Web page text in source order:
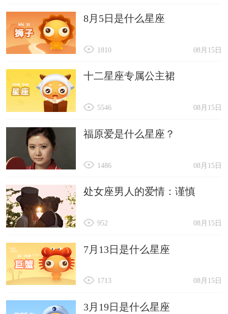
8月5日是什么星座
08月15日
1810
十二星座专属公主裙
08月15日
5546
福原爱是什么星座？
08月15日
1486
处女座男人的爱情：谨慎
08月15日
952
7月13日是什么星座
08月15日
1713
3月19日是什么星座